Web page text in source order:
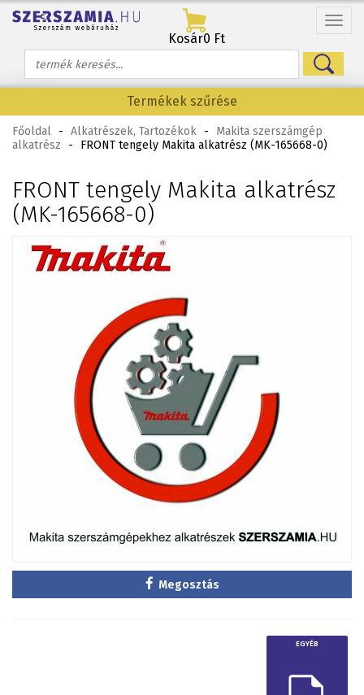
Menü
Kosár0 Ft
Termékek szűrése
Főoldal - Alkatrészek, Tartozékok -
Makita szerszámgép
alkatrész
- FRONT tengely Makita alkatrész (MK-165668-0)
FRONT tengely Makita alkatrész
(MK-165668-0)
Megosztás
EGYÉB